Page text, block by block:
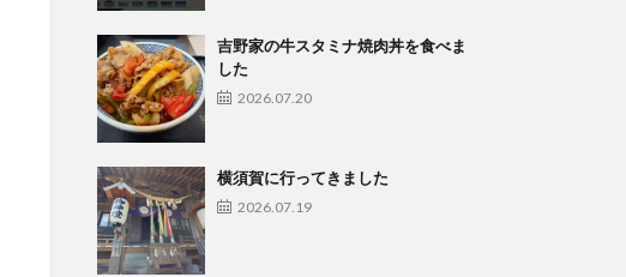
吉野家の牛スタミナ焼肉丼を食べま
した
2026.07.20
横須賀に行ってきました
2026.07.19